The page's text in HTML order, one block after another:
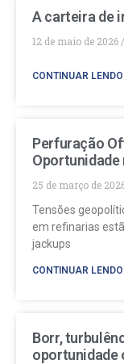
A carteira de
12 de maio de 2026
CONTINUAR LENDO
Perfuração
25 de março de
Tensões
em refinarias
jackups
CONTINUAR LENDO
Borr,
oportunidade